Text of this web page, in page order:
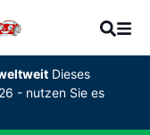
Dieses
- nutzen Sie es